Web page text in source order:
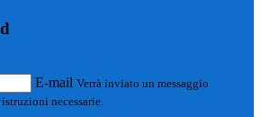
E-mail Verrà inviato un messaggio
necessarie.